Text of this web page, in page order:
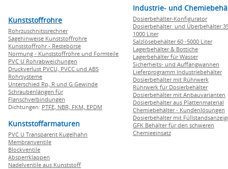
Kunststoffrohre
Rohrzuschnitssrechner
Sägehinweise Kunststoffrohre
Kunststoffrohr - Restebörse
Normung - Kunststoffrohre und Formteile
PVC U Rohrabweichungen
Druckverlust PVCU, PVCC und ABS
Rohrsysteme
Unterschied Rp, R und G Gewinde
Schraubenlängen für
Flanschverbindungen
Dichtungen: PTFE, NBR, FKM, EPDM
Kunststoffarmaturen
PVC U Transparent Kugelhahn
Membranventile
Blockventile
Absperrklappen
Nadelventile aus Kunststoff
Industrie- und
Dosierbehälter-Konfigurator
Dosierbehälter und Überbehälter
1000 Liter
Salzlösebehälter 60 -5000 Liter
Lagerbehälter & Bottiche
Lagerbehälter für Wasser
Sicherheits- und Auffangwannen
Lieferprogramm Industriebehälter
Dosierbehälter mit Rührwerk
Rührwerk für Dosierbehälter
Dosierbehälter mit Anbauvarianten
Dosierbehälter aus Plattenmaterial
Chemiebehälter - Kundenlösungen
Dosierbehälter mit
GFK Behälter für den schweren
Chemieeinsatz